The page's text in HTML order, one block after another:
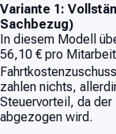
Variante 1:
Sachbezug)
In diesem Modell
56,10 € pro
zahlen nichts,
Steuervorteil, da
abgezogen wird.